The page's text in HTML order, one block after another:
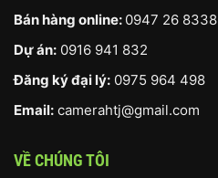
Bán hàng online: 0947 26 8338
Dự án: 0916 941 832
Đăng ký đại lý: 0975 964 498
Email: camerahtj@gmail.com
VỀ CHÚNG TÔI